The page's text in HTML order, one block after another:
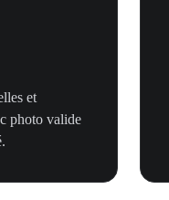
et
photo valide